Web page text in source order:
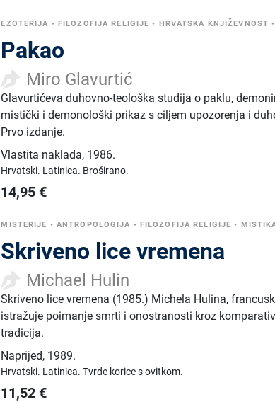
EZOTERIJA • FILOZOFIJA RELIGIJE • HRVATSKA KNJIŽEVNOST
Pakao
Miro Glavurtić
Glavurtićeva duhovno-teološka studija o paklu,
mistički i demonološki prikaz s ciljem upozorenja i
Prvo izdanje.
Vlastita naklada, 1986.
Hrvatski. Latinica. Broširano.
14,95 €
MISTERIJE • ANTROPOLOGIJA • FILOZOFIJA RELIGIJE •
Skriveno lice vremena
Michael Hulin
Skriveno lice vremena (1985.) Michela Hulina,
istražuje poimanje smrti i onostranosti kroz
tradicija.
Naprijed, 1989.
Hrvatski. Latinica.Tvrde korice s ovitkom.
11,52 €